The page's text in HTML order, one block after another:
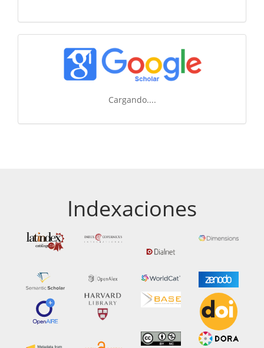
Cargando....
Indexaciones